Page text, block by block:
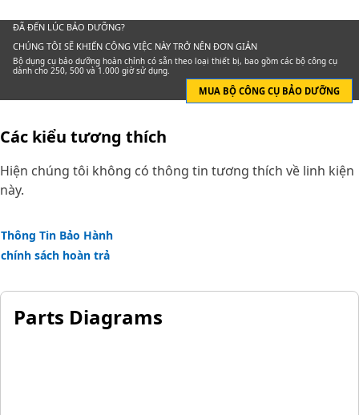
ĐÃ ĐẾN LÚC BẢO DƯỠNG?
CHÚNG TÔI SẼ KHIẾN CÔNG VIỆC NÀY TRỞ NÊN ĐƠN GIẢN
Bộ dụng cụ bảo dưỡng hoàn chỉnh có sẵn theo loại thiết bị, bao gồm các bộ công cụ
dành cho 250, 500 và 1.000 giờ sử dụng.
MUA BỘ CÔNG CỤ BẢO DƯỠNG
Các kiểu tương thích
Hiện chúng tôi không có thông tin tương thích về linh kiện
này.
Thông Tin Bảo Hành
chính sách hoàn trả
Parts Diagrams